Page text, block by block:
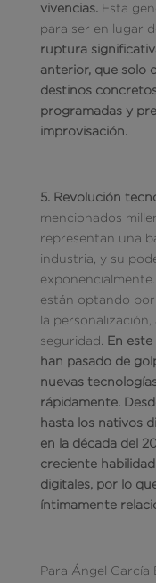
vivencias. Esta
para ser en lugar
ruptura
anterior, que solo
destinos
programadas y
improvisación.
5. Revolución
mencionados
representan una
industria, y su
están optando
la
seguridad. En
han pasado de
nuevas
rápidamente.
hasta los nativos
en la década del
creciente
digitales, por lo
íntimamente
Para Ángel